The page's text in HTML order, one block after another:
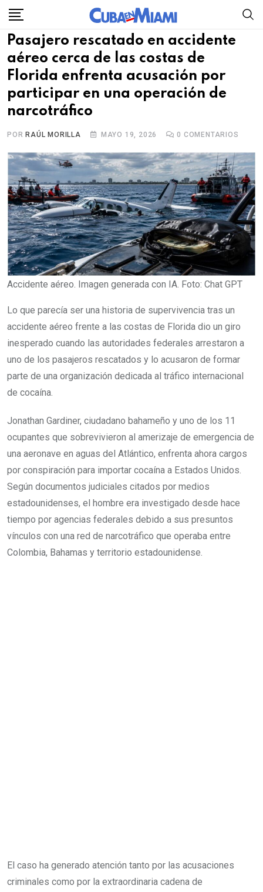
Skip
content
Pasajero rescatado en accidente
aéreo cerca de las costas de
Florida enfrenta acusación por
participar en una operación de
narcotráfico
POR RAÚL MORILLA MAYO 19, 2026 0 COMENTARIOS
Accidente aéreo. Imagen generada con IA. Foto: Chat GPT
Lo que parecía ser una historia de supervivencia tras un
accidente aéreo frente a las costas de Florida dio un giro
inesperado cuando las autoridades federales arrestaron a
uno de los pasajeros rescatados y lo acusaron de formar
parte de una organización dedicada al tráfico internacional
de cocaína.
Jonathan Gardiner, ciudadano bahameño y uno de los 11
ocupantes que sobrevivieron al amerizaje de emergencia de
una aeronave en aguas del Atlántico, enfrenta ahora cargos
por conspiración para importar cocaína a Estados Unidos.
Según documentos judiciales citados por medios
estadounidenses, el hombre era investigado desde hace
tiempo por agencias federales debido a sus presuntos
vínculos con una red de narcotráfico que operaba entre
Colombia, Bahamas y territorio estadounidense.
El caso ha generado atención tanto por las acusaciones
criminales como por la extraordinaria cadena de